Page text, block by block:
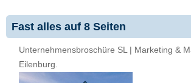
Fast alles auf 8 Seiten
Unternehmensbroschüre SL | Marketing &
Eilenburg.